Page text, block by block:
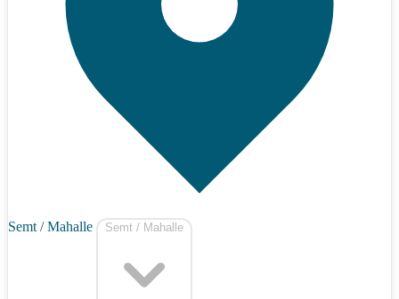
Semt / Mahalle Semt / Mahalle